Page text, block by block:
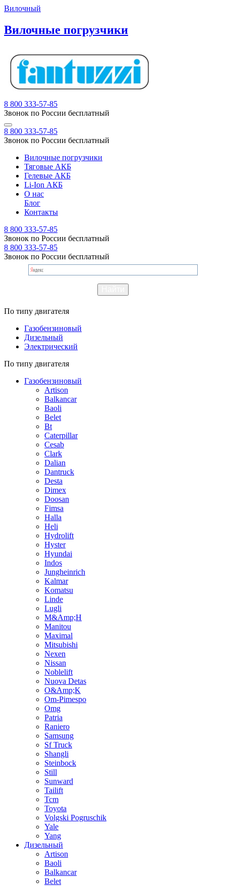
Вилочный
Вилочные погрузчики
8 800 333-57-85
Звонок по России бесплатный
8 800 333-57-85
Звонок по России бесплатный
Вилочные погрузчики
Тяговые АКБ
Гелевые АКБ
Li-Ion АКБ
О нас
Блог
Контакты
8 800 333-57-85
Звонок по России бесплатный
8 800 333-57-85
Звонок по России бесплатный
По типу двигателя
Газобензиновый
Дизельный
Электрический
По типу двигателя
Газобензиновый
Artison
Balkancar
Baoli
Belet
Bt
Caterpillar
Cesab
Clark
Dalian
Dantruck
Desta
Dimex
Doosan
Fimsa
Halla
Heli
Hydrolift
Hyster
Hyundai
Indos
Jungheinrich
Kalmar
Komatsu
Linde
Lugli
M&Amp;H
Manitou
Maximal
Mitsubishi
Nexen
Nissan
Noblelift
Nuova Detas
O&Amp;K
Om-Pimespo
Omg
Patria
Raniero
Samsung
Sf Truck
Shangli
Steinbock
Still
Sunward
Tailift
Tcm
Toyota
Volgski Pogruschik
Yale
Yang
Дизельный
Artison
Baoli
Balkancar
Belet